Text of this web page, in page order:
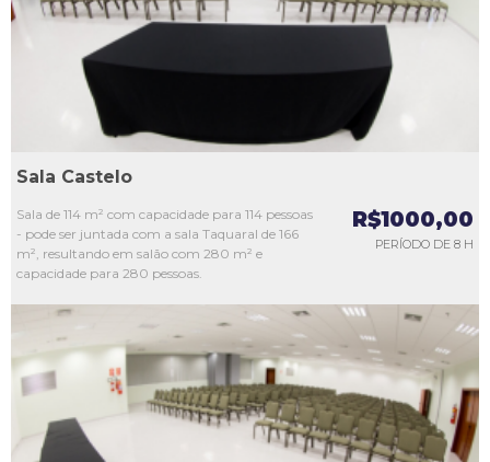
L4
Sala Castelo
Sala de 114 m² com capacidade para 114 pessoas
- pode ser juntada com a sala Taquaral de 166
m², resultando em salão com 280 m² e
capacidade para 280 pessoas.
R$1000,00
PERÍODO DE 8 H
L3
L4